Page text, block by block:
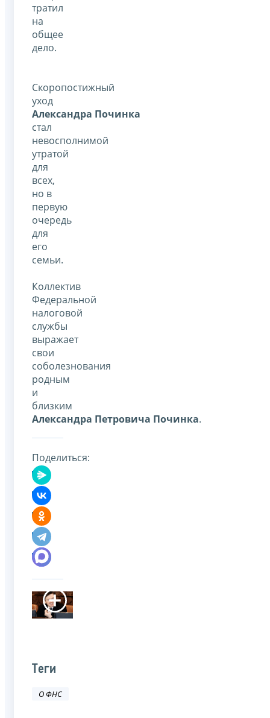
тратил
на
общее
дело.
Скоропостижный
уход
Александра Починка
стал
невосполнимой
утратой
для
всех,
но в
первую
очередь
для
его
семьи.
Коллектив
Федеральной
налоговой
службы
выражает
свои
соболезнования
родным
и
близким
Александра Петровича Починка.
Поделиться:
Теги
О ФНС